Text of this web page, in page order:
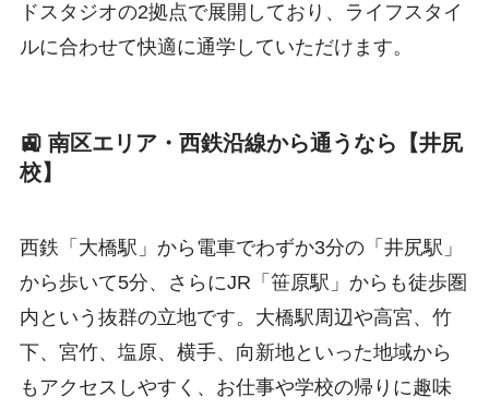
ドスタジオの2拠点で展開しており、ライフスタイ
ルに合わせて快適に通学していただけます。
🚉 南区エリア・西鉄沿線から通うなら【井尻
校】
西鉄「大橋駅」から電車でわずか3分の「井尻駅」
から歩いて5分、さらにJR「笹原駅」からも徒歩圏
内という抜群の立地です。大橋駅周辺や高宮、竹
下、宮竹、塩原、横手、向新地といった地域から
もアクセスしやすく、お仕事や学校の帰りに趣味